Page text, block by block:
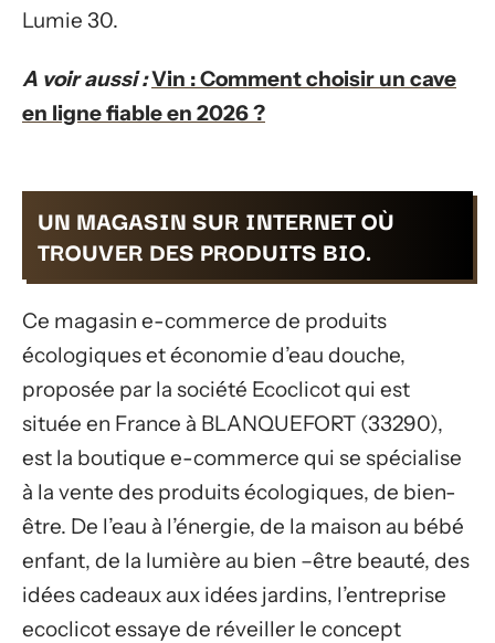
Lumie 30.
A voir aussi :Vin : Comment choisir un cave
en ligne fiable en 2026 ?
UN MAGASIN SUR INTERNET OÙ
TROUVER DES PRODUITS BIO.
Ce magasin e-commerce de produits
écologiques et économie d’eau douche,
proposée par la société Ecoclicot qui est
située en France à BLANQUEFORT (33290),
est la boutique e-commerce qui se spécialise
à la vente des produits écologiques, de bien-
être. De l’eau à l’énergie, de la maison au bébé
enfant, de la lumière au bien –être beauté, des
idées cadeaux aux idées jardins, l’entreprise
ecoclicot essaye de réveiller le concept